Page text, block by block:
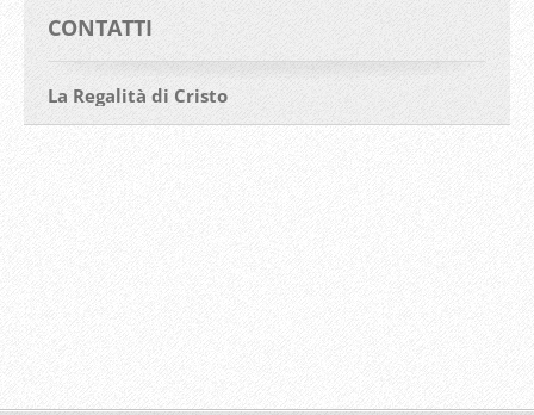
CONTATTI
La Regalità di Cristo